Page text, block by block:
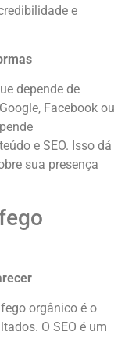
e
depende de
Facebook ou
e SEO. Isso dá
sua presença
orgânico é o
O SEO é um